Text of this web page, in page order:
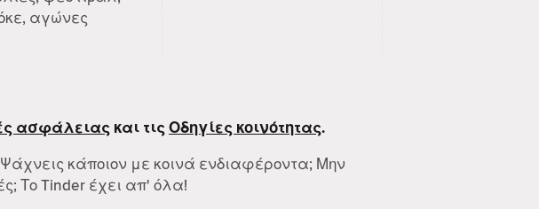
αγώνες
ασφάλειας και τιςΟδηγίες κοινότητας.
κάποιον με κοινά ενδιαφέροντα; Μην
Το Tinder έχει απ' όλα!